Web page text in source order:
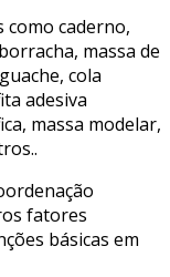
como caderno,
massa de
cola
adesiva
massa modelar,
fatores
básicas em